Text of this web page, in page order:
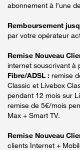
abonnement à l’une
Remboursement
par votre opérateur
Remise Nouveau
internet souscrivant à
Fibre/ADSL : remise
Classic et Livebox
pendant 12 mois sur
remise de 5€/mois
Max + Smart TV.
Remise Nouveau
clients Internet +